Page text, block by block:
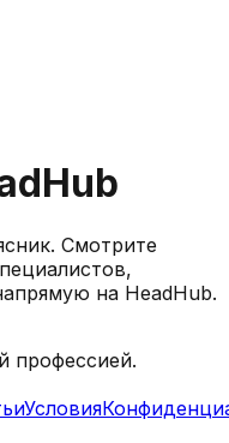
Смотрите
на HeadHub.
профессией.
Условия